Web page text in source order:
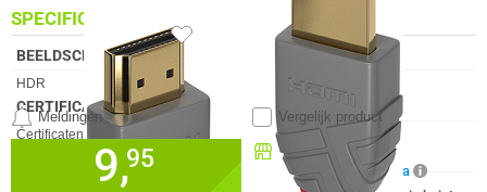
1x
9,95
Beschikbaar in onze
Megekko Shop Breda
Vergelijk product
Meldingen
SPECIFICATIES
BEELDSCHERM
Eigenschap Waarde
HDR
CERTIFICATEN
Eigenschap
Certificaten van naleving
Waarde
Kabelhulsmateriaal
Polyvinyl chloride (PVC)